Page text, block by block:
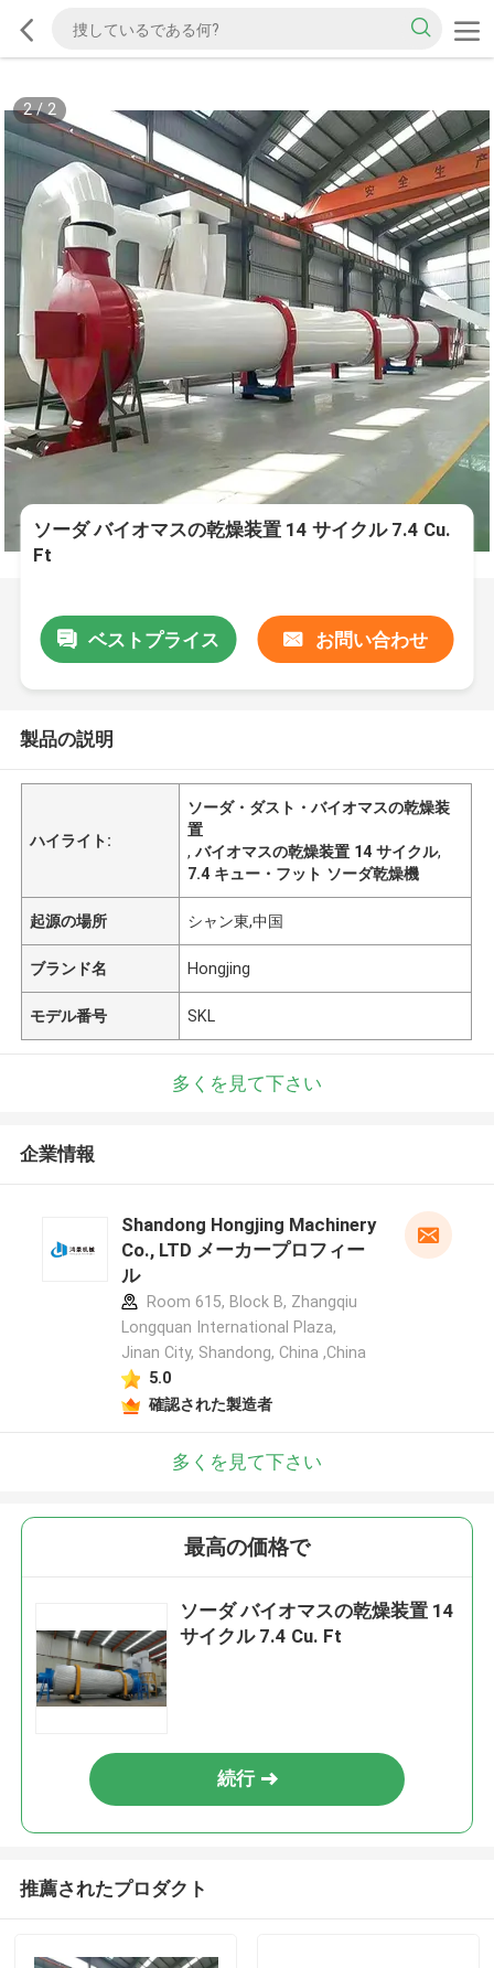
2/2
ソーダ バイオマスの乾燥装置 14 サイクル 7.4 Cu.
Ft
ベストプライス お問い合わせ
製品の説明
ハイライト:
ソーダ・ダスト・バイオマスの乾燥装
置
,バイオマスの乾燥装置 14 サイクル,
7.4 キュー・フット ソーダ乾燥機
起源の場所 シャン東,中国
ブランド名 Hongjing
モデル番号 SKL
多くを見て下さい
企業情報
Shandong Hongjing Machinery
Co., LTD メーカープロフィー
ル
Room 615, Block B, Zhangqiu
Longquan International Plaza,
Jinan City, Shandong, China ,China
5.0
確認された製造者
多くを見て下さい
最高の価格で
ソーダ バイオマスの乾燥装置 14
サイクル 7.4 Cu. Ft
続行
推薦されたプロダクト